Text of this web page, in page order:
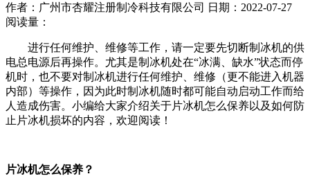
作者：广州市杏耀注册制冷科技有限公司
日期：2022-07-27
阅读量：
进行任何维护、维修等工作，请一定要先切断制冰机的供
电总电源后再操作。尤其是制冰机处在“冰满、缺水”状态而停
机时，也不要对制冰机进行任何维护、维修（更不能进入机器
内部）等操作，因为此时制冰机随时都可能自动启动工作而给
人造成伤害。小编给大家介绍关于片冰机怎么保养以及如何防
止片冰机损坏的内容，欢迎阅读！
片冰机怎么保养？